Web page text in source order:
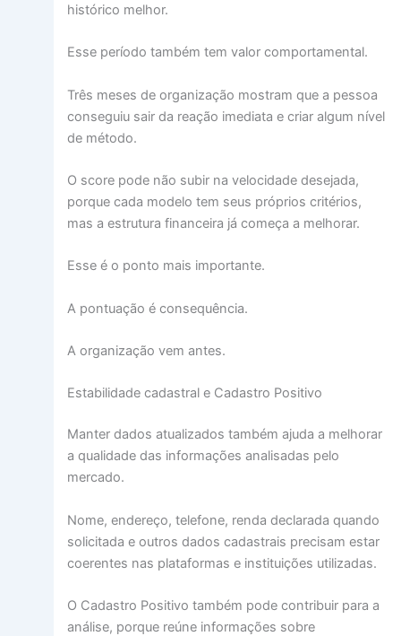
histórico melhor.
Esse período também tem valor comportamental.
Três meses de organização mostram que a pessoa
conseguiu sair da reação imediata e criar algum nível
de método.
O score pode não subir na velocidade desejada,
porque cada modelo tem seus próprios critérios,
mas a estrutura financeira já começa a melhorar.
Esse é o ponto mais importante.
A pontuação é consequência.
A organização vem antes.
Estabilidade cadastral e Cadastro Positivo
Manter dados atualizados também ajuda a melhorar
a qualidade das informações analisadas pelo
mercado.
Nome, endereço, telefone, renda declarada quando
solicitada e outros dados cadastrais precisam estar
coerentes nas plataformas e instituições utilizadas.
O Cadastro Positivo também pode contribuir para a
análise, porque reúne informações sobre